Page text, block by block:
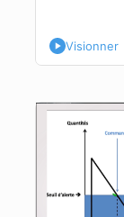
Visionner